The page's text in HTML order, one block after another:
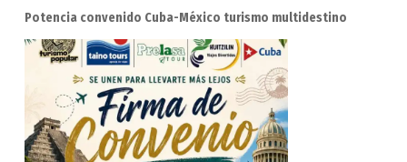
Potencia convenido Cuba-México turismo multidestino